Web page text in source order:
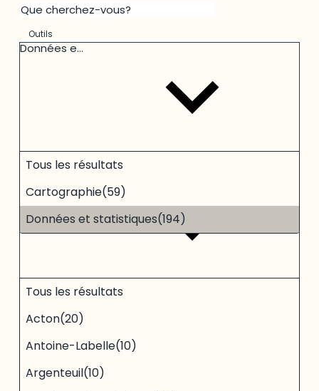
Outils
Données et statistiques
3
results
Territoire
22
results
Thématique
Tous les résultats
Cartographie(59)
Données et statistiques(194)
Tous les résultats
Acton(20)
Antoine-Labelle(10)
Argenteuil(10)